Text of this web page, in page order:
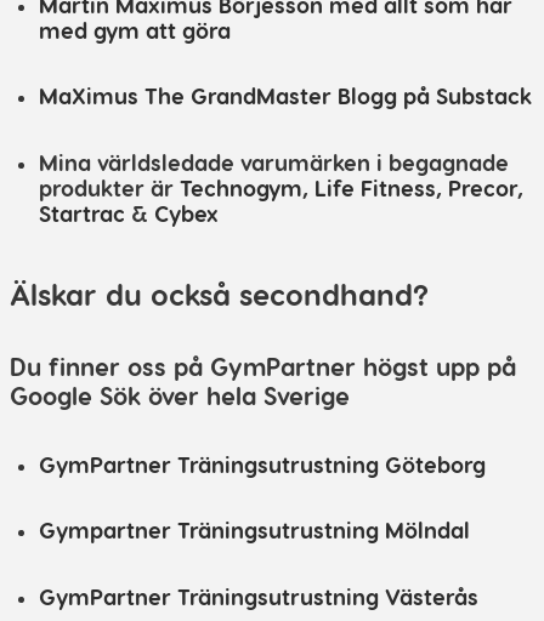
med gym att göra
MaXimus The GrandMaster Blogg på Substack
Mina världsledade varumärken i begagnade
produkter är Technogym, Life Fitness, Precor,
Startrac & Cybex
Älskar du också secondhand?
Du finner oss på GymPartner högst upp på
Google Sök över hela Sverige
GymPartner Träningsutrustning Göteborg
Gympartner Träningsutrustning Mölndal
GymPartner Träningsutrustning Västerås